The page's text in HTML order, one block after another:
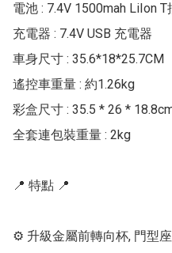
電池 : 7.4V 1500mah LiIon
充電器 : 7.4V USB 充電器
車身尺寸 : 35.6*18*25.7CM
遙控車重量 : 約1.26kg
彩盒尺寸 : 35.5 * 26 *
全套連包裝重量 : 2kg
📍 特點 📍
⚙ 升級金屬前轉向杯, 門型